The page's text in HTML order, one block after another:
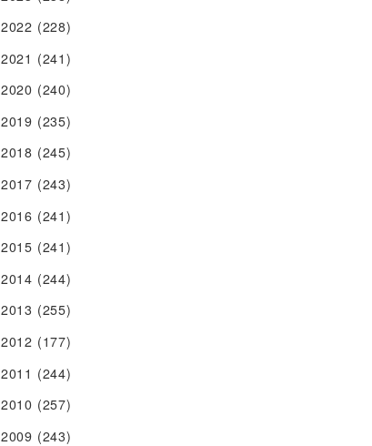
2022 (228)
2021 (241)
2020 (240)
2019 (235)
2018 (245)
2017 (243)
2016 (241)
2015 (241)
2014 (244)
2013 (255)
2012 (177)
2011 (244)
2010 (257)
2009 (243)